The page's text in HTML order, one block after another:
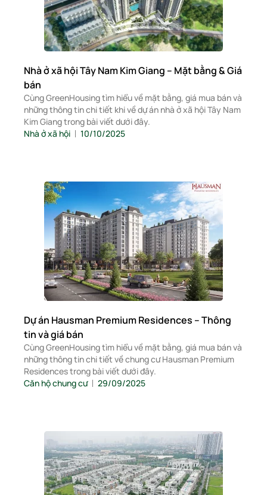
Nhà ở xã hội Tây Nam Kim Giang – Mặt bằng & Giá
bán
Cùng GreenHousing tìm hiểu về mặt bằng, giá mua bán và
những thông tin chi tiết khi về dự án nhà ở xã hội Tây Nam
Kim Giang trong bài viết dưới đây.
Nhà ở xã hội
10/10/2025
Dự án Hausman Premium Residences – Thông
tin và giá bán
Cùng GreenHousing tìm hiểu về mặt bằng, giá mua bán và
những thông tin chi tiết về chung cư Hausman Premium
Residences trong bài viết dưới đây.
Căn hộ chung cư
29/09/2025